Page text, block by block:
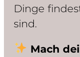
Dinge
sind.
Mach